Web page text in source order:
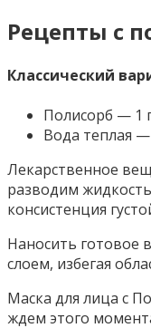
Рецепты с
Классический
Полисорб — 1
Вода теплая
Лекарственное
разводим
консистенция
Наносить готовое
слоем, избегая
Маска для лица с
ждем этого